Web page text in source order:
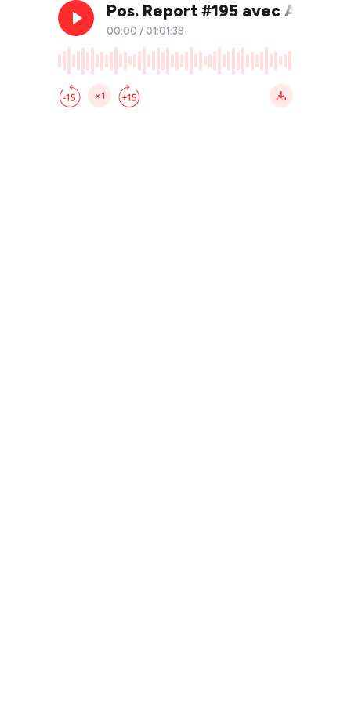
Pos. Report #195 avec Anne
00:00 / 01:01:38
×1